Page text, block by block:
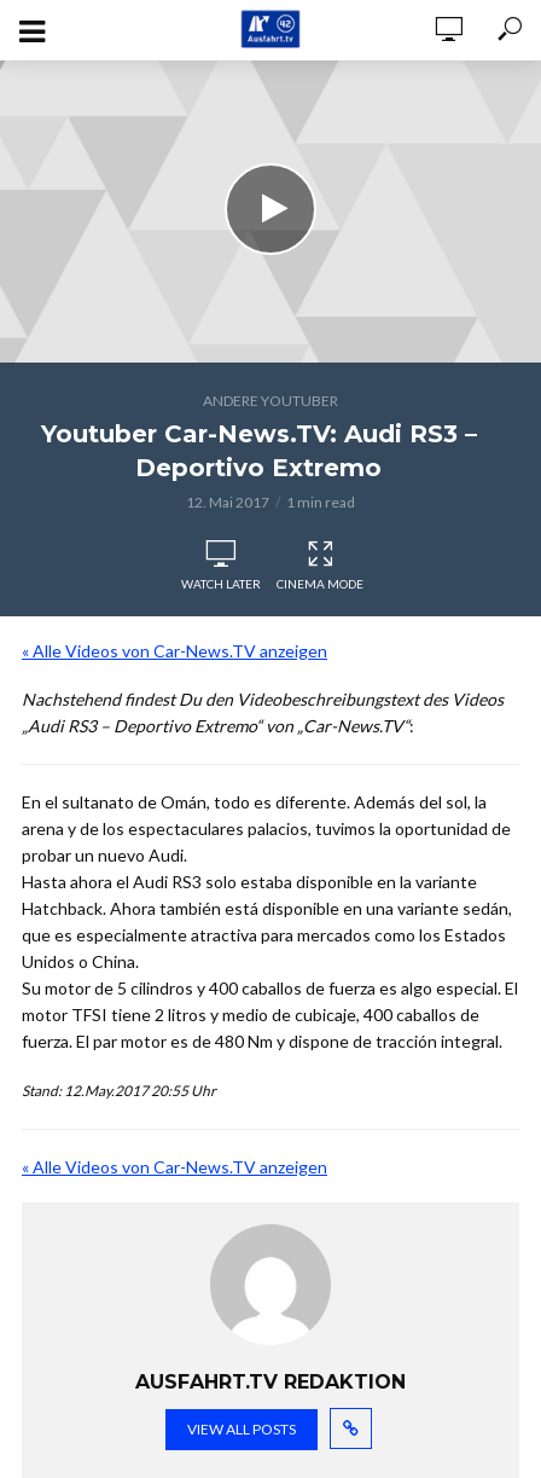
ANDERE YOUTUBER
Youtuber Car-News.TV: Audi RS3 –
Deportivo Extremo
12. Mai 2017 1 min read
WATCH LATER CINEMA MODE
« Alle Videos von Car-News.TV anzeigen
Nachstehend findest Du den Videobeschreibungstext des Videos
„Audi RS3 – Deportivo Extremo“ von „Car-News.TV“:
En el sultanato de Omán, todo es diferente. Además del sol, la
arena y de los espectaculares palacios, tuvimos la oportunidad de
probar un nuevo Audi.
Hasta ahora el Audi RS3 solo estaba disponible en la variante
Hatchback. Ahora también está disponible en una variante sedán,
que es especialmente atractiva para mercados como los Estados
Unidos o China.
Su motor de 5 cilindros y 400 caballos de fuerza es algo especial. El
motor TFSI tiene 2 litros y medio de cubicaje, 400 caballos de
fuerza. El par motor es de 480 Nm y dispone de tracción integral.
Stand: 12.May.2017 20:55 Uhr
« Alle Videos von Car-News.TV anzeigen
AUSFAHRT.TV REDAKTION
VIEW ALL POSTS